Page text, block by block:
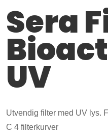
Sera
UV
Utvendig filter med UV lys.
C 4 filterkurver